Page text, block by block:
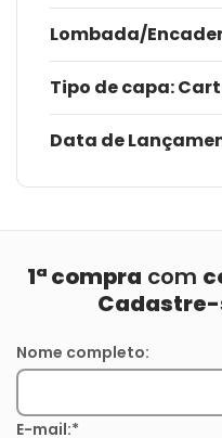
Lombada/
Tipo de capa:
Data de